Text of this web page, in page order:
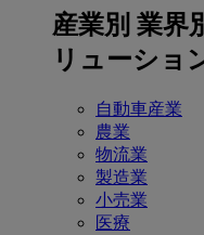
産業別 業界
リューショ
自動車産業
農業
物流業
製造業
小売業
医療